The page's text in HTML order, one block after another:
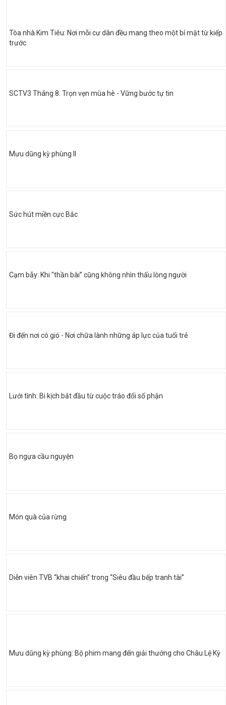
Tòa nhà Kim Tiêu: Nơi mỗi cư dân đều mang theo một bí mật từ kiếp
trước
SCTV3 Tháng 8: Trọn vẹn mùa hè - Vững bước tự tin
Mưu dũng kỳ phùng II
Sức hút miền cực Bắc
Cạm bẫy: Khi "thần bài” cũng không nhìn thấu lòng người
Đi đến nơi có gió - Nơi chữa lành những áp lực của tuổi trẻ
Lưới tình: Bi kịch bắt đầu từ cuộc tráo đổi số phận
Bọ ngựa cầu nguyện
Món quà của rừng
Diễn viên TVB “khai chiến” trong “Siêu đầu bếp tranh tài”
Mưu dũng kỳ phùng: Bộ phim mang đến giải thưởng cho Châu Lệ Kỳ